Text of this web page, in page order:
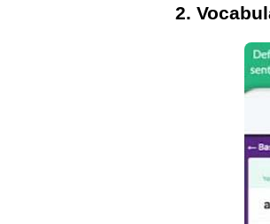
2.